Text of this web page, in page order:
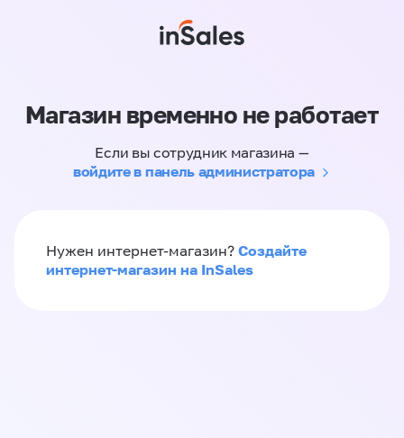
Магазин временно не работает
Если вы сотрудник магазина —
войдите в панель администратора
Нужен интернет-магазин? Создайте
интернет-магазин на InSales